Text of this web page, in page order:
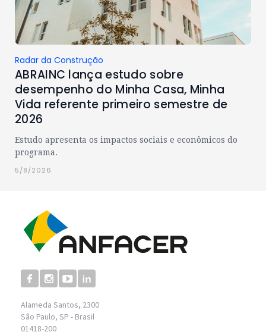
Radar da Construção
ABRAINC lança estudo sobre
desempenho do Minha Casa, Minha
Vida referente primeiro semestre de
2026
Estudo apresenta os impactos sociais e econômicos do
programa.
5/8/2026
Alameda Santos, 2300
São Paulo, SP - Brasil
01418-200